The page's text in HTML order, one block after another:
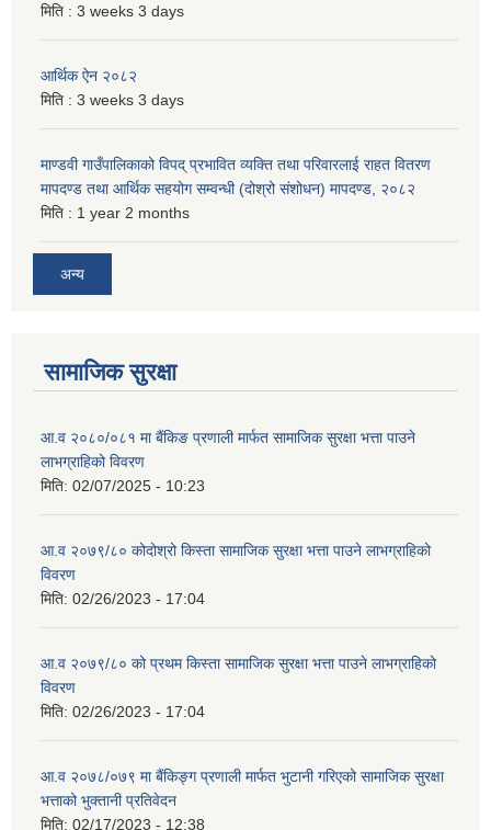
मिति : 3 weeks 3 days
आर्थिक ऐन २०८२
मिति : 3 weeks 3 days
माण्डवी गाउँपालिकाको विपद् प्रभावित व्यक्ति तथा परिवारलाई राहत वितरण
मापदण्ड तथा आर्थिक सहयोग सम्वन्धी (दोश्रो संशोधन) मापदण्ड, २०८२
मिति : 1 year 2 months
अन्य
सामाजिक सुरक्षा
आ.व २०८०/०८१ मा बैंकिङ प्रणाली मार्फत सामाजिक सुरक्षा भत्ता पाउने
लाभग्राहिको विवरण
मिति: 02/07/2025 - 10:23
आ.व २०७९/८० कोदोश्रो किस्ता सामाजिक सुरक्षा भत्ता पाउने लाभग्राहिको
विवरण
मिति: 02/26/2023 - 17:04
आ.व २०७९/८० को प्रथम किस्ता सामाजिक सुरक्षा भत्ता पाउने लाभग्राहिको
विवरण
मिति: 02/26/2023 - 17:04
आ.व २०७८/०७९ मा बैंकिङ्ग प्रणाली मार्फत भुटानी गरिएको सामाजिक सुरक्षा
भत्ताको भुक्तानी प्रतिवेदन
मिति: 02/17/2023 - 12:38